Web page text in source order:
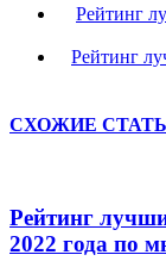
Рейтинг
Рейтинг
СХОЖИЕ
Рейтинг
2022 года по